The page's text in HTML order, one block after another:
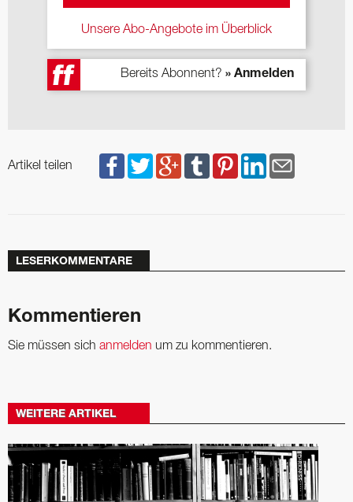
Unsere Abo-Angebote im Überblick
Bereits Abonnent? » Anmelden
Artikel teilen
LESERKOMMENTARE
Kommentieren
Sie müssen sich anmelden um zu kommentieren.
WEITERE ARTIKEL